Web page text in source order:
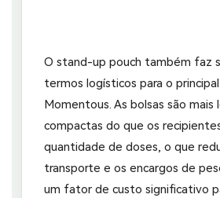
O stand-up pouch também faz
termos logísticos para o
Momentous. As bolsas são mais
compactas do que os
quantidade de doses, o que
transporte e os encargos de
um fator de custo significativo